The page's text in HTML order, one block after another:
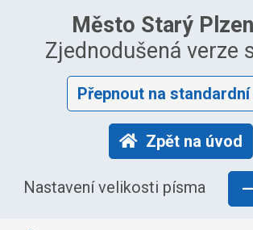
Město Starý
Zjednodušená verze
Přepnout na standardní
Zpět na úvod
Nastavení velikosti písma —